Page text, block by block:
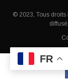
© 2023, Tous droits
FR